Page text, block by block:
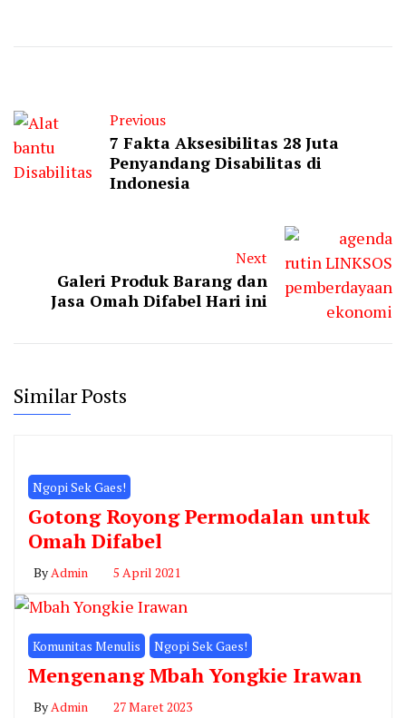
Previous
7 Fakta Aksesibilitas 28 Juta
Penyandang Disabilitas di
Indonesia
Next
Galeri Produk Barang dan
Jasa Omah Difabel Hari ini
Similar Posts
Ngopi Sek Gaes!
Gotong Royong Permodalan untuk
Omah Difabel
ByAdmin 5 April 2021
Komunitas Menulis Ngopi Sek Gaes!
Mengenang Mbah Yongkie Irawan
ByAdmin 27 Maret 2023